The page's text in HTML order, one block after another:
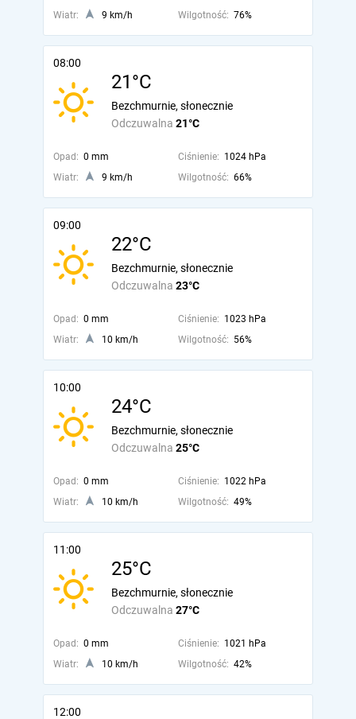
Wiatr: 9 km/h Wilgotność: 76%
08:00
21°C
Odczuwalna 21°C
Bezchmurnie, słonecznie
Opad: 0 mm Ciśnienie: 1024 hPa
Wiatr:
9 km/h Wilgotność: 66%
09:00
22°C
Odczuwalna 23°C
Bezchmurnie, słonecznie
Opad: 0 mm Ciśnienie: 1023 hPa
Wiatr:
10 km/h Wilgotność: 56%
10:00
24°C
Odczuwalna 25°C
Bezchmurnie, słonecznie
Opad: 0 mm Ciśnienie: 1022 hPa
Wiatr:
10 km/h Wilgotność: 49%
11:00
25°C
Odczuwalna 27°C
Bezchmurnie, słonecznie
Opad: 0 mm Ciśnienie: 1021 hPa
Wiatr:
10 km/h Wilgotność: 42%
12:00